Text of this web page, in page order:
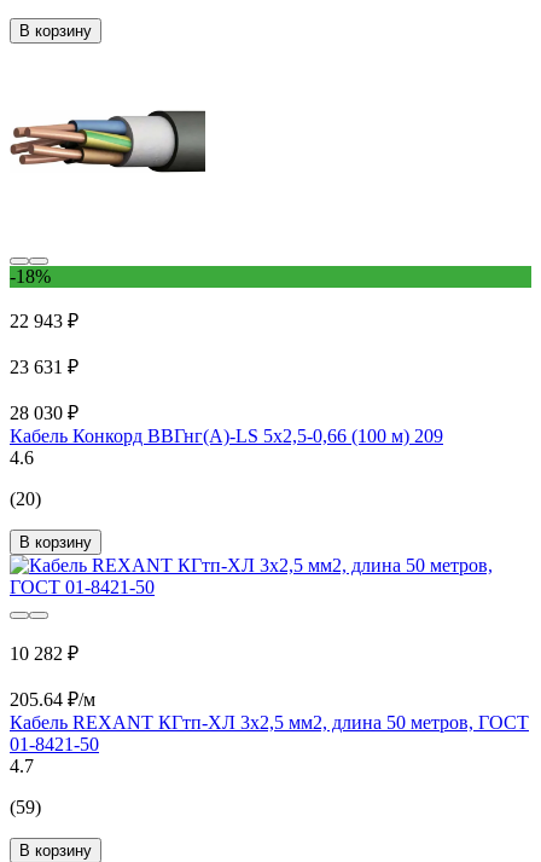
В корзину
-18%
22 943 ₽
23 631 ₽
28 030 ₽
Кабель Конкорд ВВГнг(А)-LS 5х2,5-0,66 (100 м) 209
4.6
(20)
В корзину
10 282 ₽
205.64 ₽/м
Кабель REXANT КГтп-ХЛ 3х2,5 мм2, длина 50 метров, ГОСТ
01-8421-50
4.7
(59)
В корзину